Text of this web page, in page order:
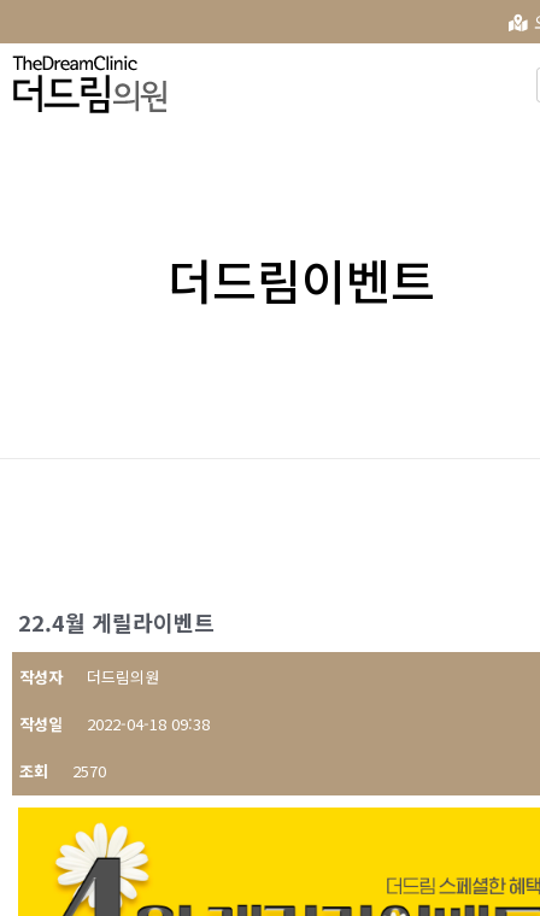
더드림이벤트
22.4월 게릴라이벤트
작성자 더드림의원
작성일 2022-04-18 09:38
조회 2570